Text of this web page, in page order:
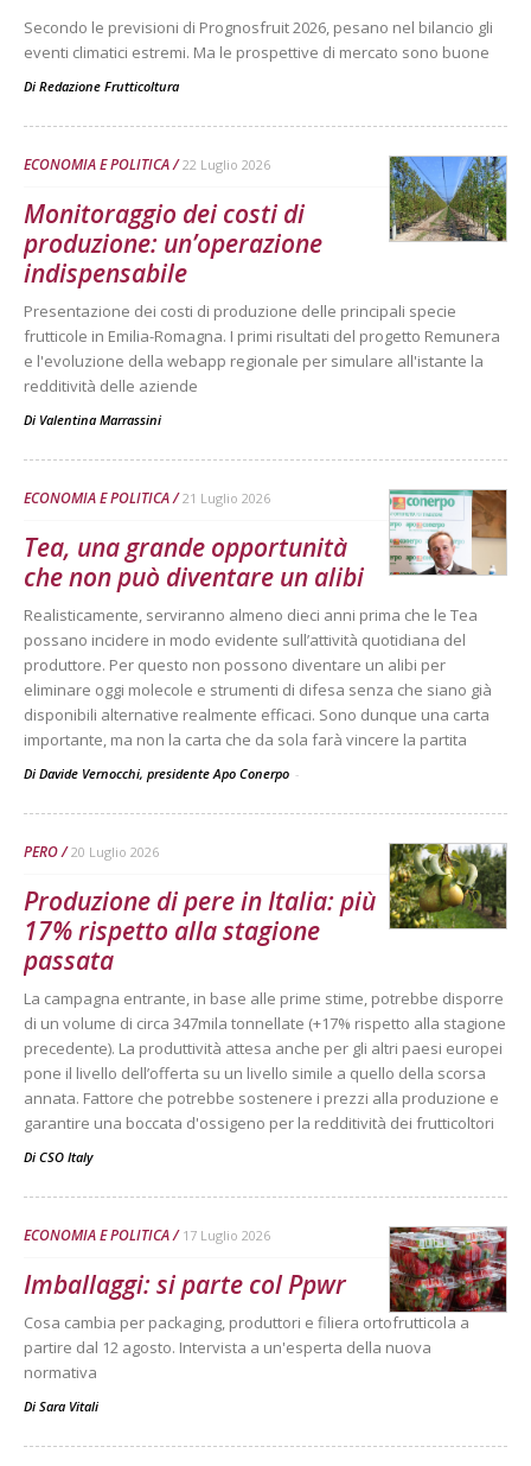
Secondo le previsioni di Prognosfruit 2026, pesano nel bilancio gli
eventi climatici estremi. Ma le prospettive di mercato sono buone
Di Redazione Frutticoltura
ECONOMIA E POLITICA 22 Luglio 2026
Monitoraggio dei costi di
produzione: un’operazione
indispensabile
Presentazione dei costi di produzione delle principali specie
frutticole in Emilia-Romagna. I primi risultati del progetto Remunera
e l'evoluzione della webapp regionale per simulare all'istante la
redditività delle aziende
Di Valentina Marrassini
ECONOMIA E POLITICA 21 Luglio 2026
Tea, una grande opportunità
che non può diventare un alibi
Realisticamente, serviranno almeno dieci anni prima che le Tea
possano incidere in modo evidente sull’attività quotidiana del
produttore. Per questo non possono diventare un alibi per
eliminare oggi molecole e strumenti di difesa senza che siano già
disponibili alternative realmente efficaci. Sono dunque una carta
importante, ma non la carta che da sola farà vincere la partita
Di Davide Vernocchi, presidente Apo Conerpo -
PERO 20 Luglio 2026
Produzione di pere in Italia: più
17% rispetto alla stagione
passata
La campagna entrante, in base alle prime stime, potrebbe disporre
di un volume di circa 347mila tonnellate (+17% rispetto alla stagione
precedente). La produttività attesa anche per gli altri paesi europei
pone il livello dell’offerta su un livello simile a quello della scorsa
annata. Fattore che potrebbe sostenere i prezzi alla produzione e
garantire una boccata d'ossigeno per la redditività dei frutticoltori
Di CSO Italy
ECONOMIA E POLITICA 17 Luglio 2026
Imballaggi: si parte col Ppwr
Cosa cambia per packaging, produttori e filiera ortofrutticola a
partire dal 12 agosto. Intervista a un'esperta della nuova
normativa
Di Sara Vitali